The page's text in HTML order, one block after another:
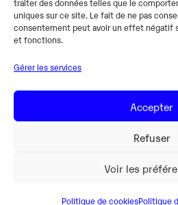
traiter des données telles que le
uniques sur ce site. Le fait de ne pas
consentement peut avoir un effet négatif
et fonctions.
Gérer les services
Accepter
Refuser
Voir les
Politique de cookiesPolitique
Alternateur fermé
18 Août